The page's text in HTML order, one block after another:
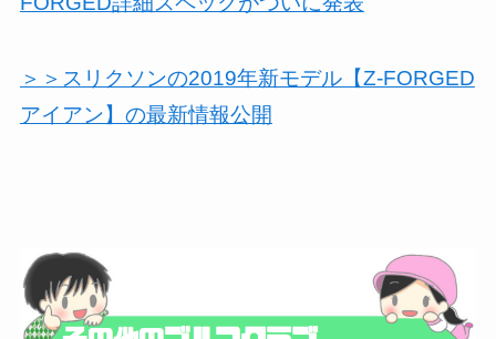
＞＞スリクソンの2019年新モデル【Z-FORGED
アイアン】の最新情報公開